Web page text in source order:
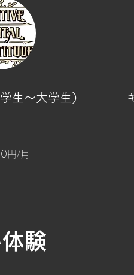
生～大学生）
円/月
験